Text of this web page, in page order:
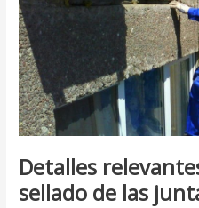
Detalles
sellado de las
de
las
juntas
de
paneles